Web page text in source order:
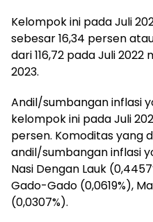
Kelompok ini pada Juli
sebesar 16,34 persen
dari 116,72 pada Juli 2022
2023.
Andil/sumbangan inflasi
kelompok ini pada Juli
persen. Komoditas yang
andil/sumbangan inflasi
Nasi Dengan Lauk
Gado-Gado (0,0619%),
(0,0307%).